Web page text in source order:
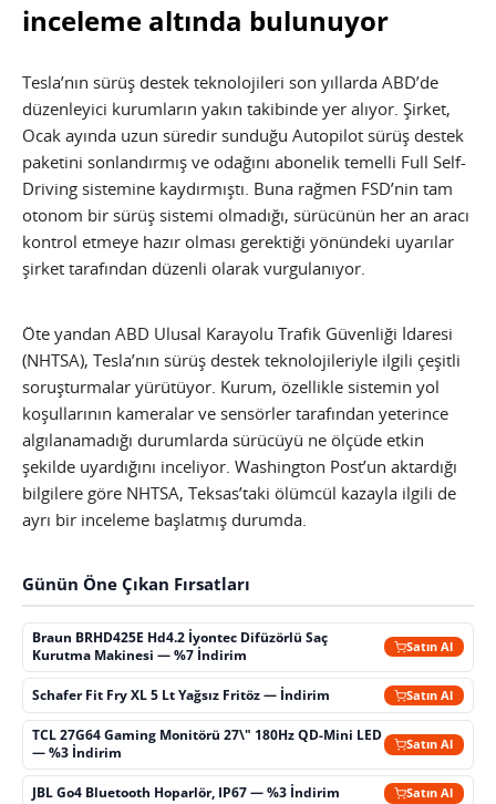
inceleme altında bulunuyor
Tesla’nın sürüş destek teknolojileri son yıllarda ABD’de
düzenleyici kurumların yakın takibinde yer alıyor. Şirket,
Ocak ayında uzun süredir sunduğu Autopilot sürüş destek
paketini sonlandırmış ve odağını abonelik temelli Full Self-
Driving sistemine kaydırmıştı. Buna rağmen FSD’nin tam
otonom bir sürüş sistemi olmadığı, sürücünün her an aracı
kontrol etmeye hazır olması gerektiği yönündeki uyarılar
şirket tarafından düzenli olarak vurgulanıyor.
Öte yandan ABD Ulusal Karayolu Trafik Güvenliği İdaresi
(NHTSA), Tesla’nın sürüş destek teknolojileriyle ilgili çeşitli
soruşturmalar yürütüyor. Kurum, özellikle sistemin yol
koşullarının kameralar ve sensörler tarafından yeterince
algılanamadığı durumlarda sürücüyü ne ölçüde etkin
şekilde uyardığını inceliyor. Washington Post’un aktardığı
bilgilere göre NHTSA, Teksas’taki ölümcül kazayla ilgili de
ayrı bir inceleme başlatmış durumda.
Günün Öne Çıkan Fırsatları
Braun BRHD425E Hd4.2 İyontec Difüzörlü Saç
Kurutma Makinesi — %7 İndirim
Satın Al
Schafer Fit Fry XL 5 Lt Yağsız Fritöz — İndirim Satın Al
TCL 27G64 Gaming Monitörü 27\" 180Hz QD-Mini LED
— %3 İndirim
Satın Al
JBL Go4 Bluetooth Hoparlör, IP67 — %3 İndirim Satın Al